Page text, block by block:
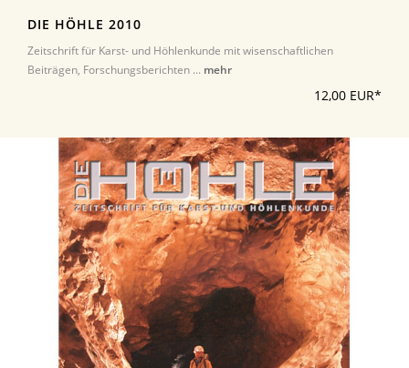
DIE HÖHLE 2010
Zeitschrift für Karst- und Höhlenkunde mit wisenschaftlichen
Beiträgen, Forschungsberichten ... mehr
12,00 EUR*